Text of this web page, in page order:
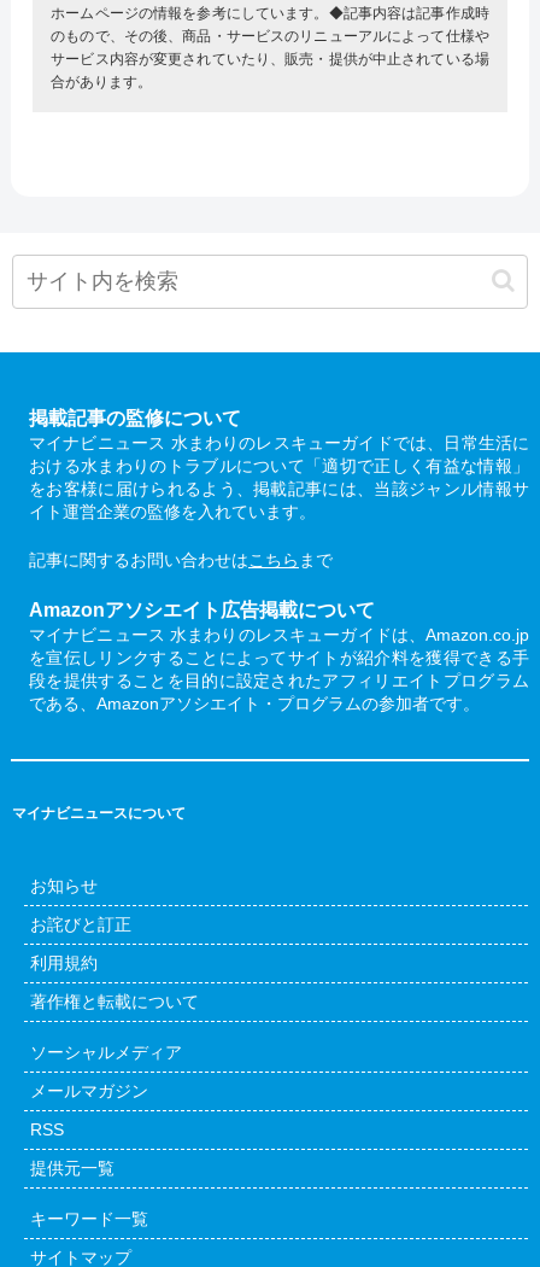
ホームページの情報を参考にしています。◆記事内容は記事作成時
のもので、その後、商品・サービスのリニューアルによって仕様や
サービス内容が変更されていたり、販売・提供が中止されている場
合があります。
掲載記事の監修について
マイナビニュース 水まわりのレスキューガイドでは、日常生活に
おける水まわりのトラブルについて「適切で正しく有益な情報」
をお客様に届けられるよう、掲載記事には、当該ジャンル情報サ
イト運営企業の監修を入れています。
記事に関するお問い合わせはこちら まで
Amazonアソシエイト広告掲載について
マイナビニュース 水まわりのレスキューガイドは、Amazon.co.jp
を宣伝しリンクすることによってサイトが紹介料を獲得できる手
段を提供することを目的に設定されたアフィリエイトプログラム
である、Amazonアソシエイト・プログラムの参加者です。
マイナビニュースについて
お知らせ
お詫びと訂正
利用規約
著作権と転載について
ソーシャルメディア
メールマガジン
RSS
提供元一覧
キーワード一覧
サイトマップ